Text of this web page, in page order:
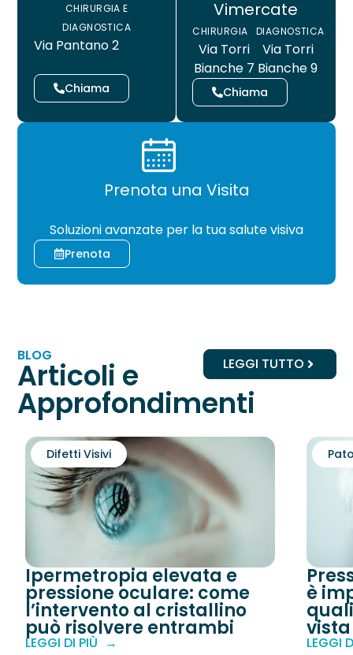
CHIRURGIA E
DIAGNOSTICA
Via Pantano 2
Chiama
Vimercate
CHIRURGIA
Via Torri
Bianche 7
DIAGNOSTICA
Via Torri
Bianche 9
Chiama
Prenota una Visita
Soluzioni avanzate per la tua salute visiva
Prenota
BLOG
Articoli e
Approfondimenti
LEGGI TUTTO
Ipermetropia elevata e
pressione oculare: come
l’intervento al cristallino
può risolvere entrambi
Difetti Visivi
LEGGI DI PIÙ
è
vista
LEGGI